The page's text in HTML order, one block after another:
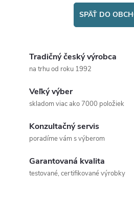
SPÄŤ DO
Tradičný český výrobca
na trhu od roku 1992
Veľký výber
skladom viac ako 7000 položiek
Konzultačný servis
poradíme vám s výberom
Garantovaná kvalita
testované, certifikované výrobky